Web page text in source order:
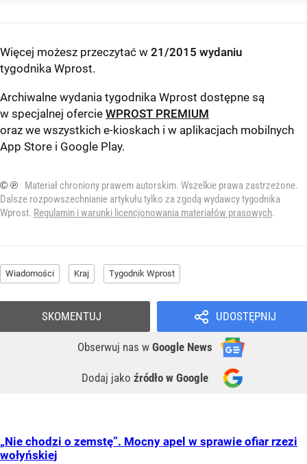
Więcej możesz przeczytać w 21/2015 wydaniu
tygodnika Wprost.
Archiwalne wydania tygodnika Wprost dostępne są
w specjalnej ofercie WPROST PREMIUM
oraz we wszystkich e-kioskach i w aplikacjach mobilnych
App Store i Google Play.
© ℗
Materiał chroniony prawem autorskim. Wszelkie prawa zastrzeżone.
Dalsze rozpowszechnianie artykułu tylko za zgodą wydawcy tygodnika
Wprost. Regulamin i warunki licencjonowania materiałów prasowych.
Wiadomości Kraj Tygodnik Wprost
UDOSTĘPNIJ
Obserwuj nas w Google News
Dodaj jako źródło w Google
SKOMENTUJ
„Nie chodzi o zemstę”. Mocny apel w sprawie ofiar rzezi
wołyńskiej